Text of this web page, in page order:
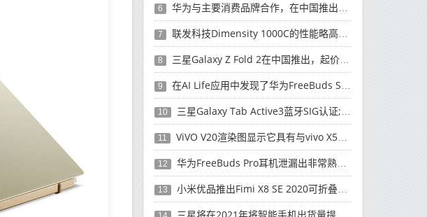
6 华为与主要消费品牌合作，在中国推出采用HarmonyOS 2.0的智能家居产品
7 联发科技Dimensity 1000C的性能略高于Snapdragon 765G
8 三星Galaxy Z Fold 2在中国推出，起价为16,999元
9 在AI Life应用中发现了华为FreeBuds Studio耳机
10 三星Galaxy Tab Active3蓝牙SIG认证; 发布可能快要结束了
11 ViVO V20渲染图显示它具有与vivo X50 Pro类似的后部设计
12 华为FreeBuds Pro耳机泄漏出非常熟悉的设计
13 小米优品推出Fimi X8 SE 2020可折叠无人机